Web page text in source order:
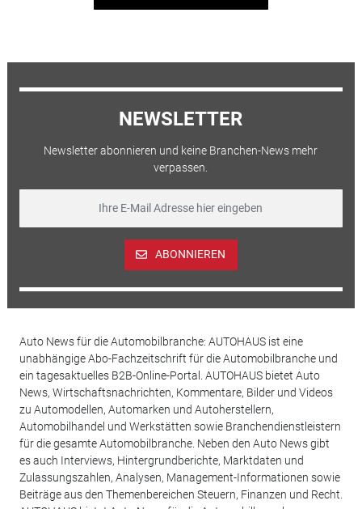
NEWSLETTER
Newsletter abonnieren und keine Branchen-News mehr
verpassen.
ABONNIEREN
Auto News für die Automobilbranche: AUTOHAUS ist eine
unabhängige Abo-Fachzeitschrift für die Automobilbranche und
ein tagesaktuelles B2B-Online-Portal. AUTOHAUS bietet Auto
News, Wirtschaftsnachrichten, Kommentare, Bilder und Videos
zu Automodellen, Automarken und Autoherstellern,
Automobilhandel und Werkstätten sowie Branchendienstleistern
für die gesamte Automobilbranche. Neben den Auto News gibt
es auch Interviews, Hintergrundberichte, Marktdaten und
Zulassungszahlen, Analysen, Management-Informationen sowie
Beiträge aus den Themenbereichen Steuern, Finanzen und Recht.